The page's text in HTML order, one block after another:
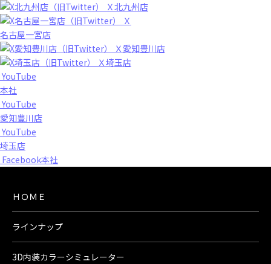
Ｘ北九州店
Ｘ
名古屋一宮店
Ｘ愛知豊川店
Ｘ埼玉店
YouTube
本社
YouTube
愛知豊川店
YouTube
埼玉店
Facebook本社
ＨＯＭＥ
ラインナップ
3D内装カラーシミュレーター